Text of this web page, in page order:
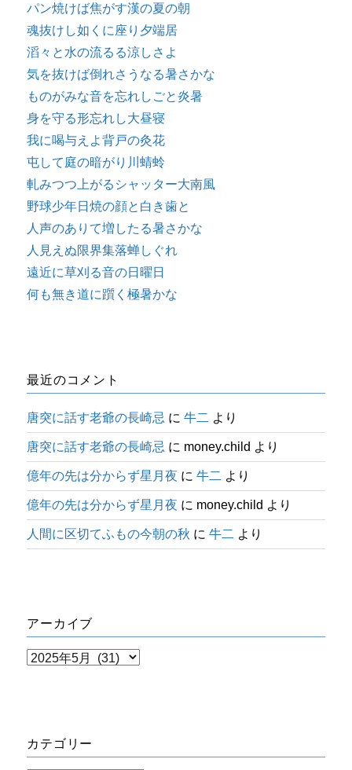
パン焼けば焦がす漢の夏の朝
魂抜けし如くに座り夕端居
滔々と水の流るる涼しさよ
気を抜けば倒れさうなる暑さかな
ものがみな音を忘れしごと炎暑
身を守る形忘れし大昼寝
我に喝与えよ背戸の灸花
屯して庭の暗がり川蜻蛉
軋みつつ上がるシャッター大南風
野球少年日焼の顔と白き歯と
人声のありて増したる暑さかな
人見えぬ限界集落蝉しぐれ
遠近に草刈る音の日曜日
何も無き道に躓く極暑かな
最近のコメント
唐突に話す老爺の長崎忌 に牛二 より
唐突に話す老爺の長崎忌 に money.child より
億年の先は分からず星月夜 に牛二 より
億年の先は分からず星月夜 に money.child より
人間に区切てふもの今朝の秋 に牛二 より
アーカイブ
ア
ブ
カテゴリー